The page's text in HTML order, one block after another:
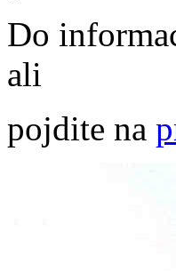
Do
ali
pojdite na